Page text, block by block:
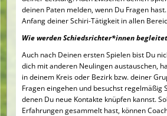
deinen Paten melden, wenn Du Fragen
Anfang deiner Schiri-Tätigkeit in allen
Wie werden Schiedsrichter*innen
Auch nach Deinen ersten Spielen bist Du
dich mit anderen Neulingen austauschen,
in deinem Kreis oder Bezirk bzw. deiner
Fragen eingehen und besuchst regelmäßig
denen Du neue Kontakte knüpfen kannst.
Erfahrungen gesammelt hast, können